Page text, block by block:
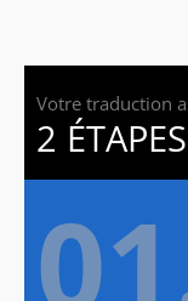
Votre traduction
2 ÉTAPES